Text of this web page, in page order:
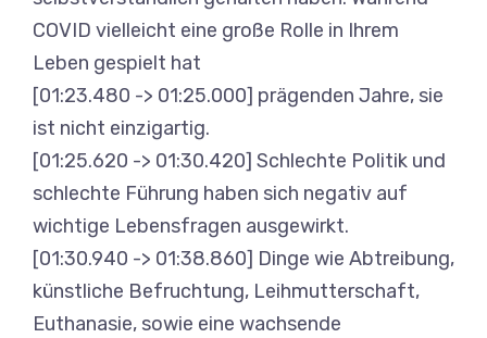
COVID vielleicht eine große Rolle in Ihrem
Leben gespielt hat
[01:23.480 -> 01:25.000] prägenden Jahre, sie
ist nicht einzigartig.
[01:25.620 -> 01:30.420] Schlechte Politik und
schlechte Führung haben sich negativ auf
wichtige Lebensfragen ausgewirkt.
[01:30.940 -> 01:38.860] Dinge wie Abtreibung,
künstliche Befruchtung, Leihmutterschaft,
Euthanasie, sowie eine wachsende